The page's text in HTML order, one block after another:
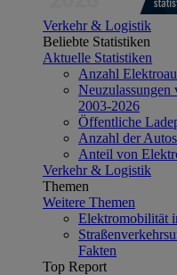
Verkehr & Logistik
Beliebte Statistiken
Aktuelle Statistiken
Anzahl
Neuzulassungen
2003-2026
Öffentliche
Anzahl der
Anteil von
Verkehr & Logistik
Themen
Weitere Themen
Elektromobilität
Fakten
Top Report